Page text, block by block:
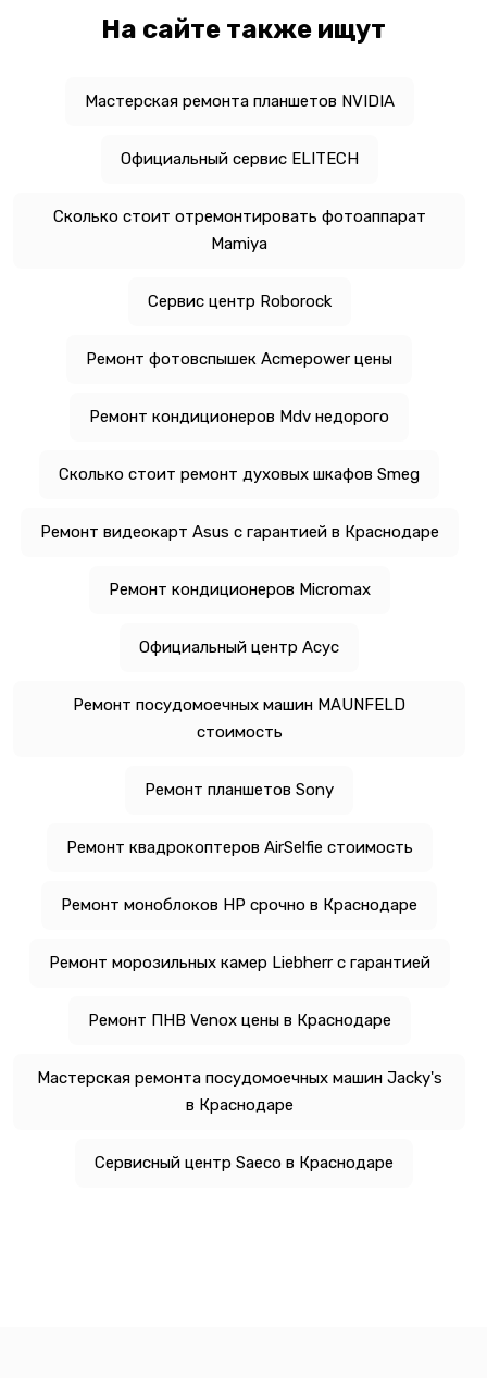
На сайте также ищут
Мастерская ремонта планшетов NVIDIA
Официальный сервис ELITECH
Сколько стоит отремонтировать фотоаппарат
Mamiya
Сервис центр Roborock
Ремонт фотовспышек Acmepower цены
Ремонт кондиционеров Mdv недорого
Сколько стоит ремонт духовых шкафов Smeg
Ремонт видеокарт Asus с гарантией в Краснодаре
Ремонт кондиционеров Micromax
Официальный центр Асус
Ремонт посудомоечных машин MAUNFELD
стоимость
Ремонт планшетов Sony
Ремонт квадрокоптеров AirSelfie стоимость
Ремонт моноблоков HP срочно в Краснодаре
Ремонт морозильных камер Liebherr с гарантией
Ремонт ПНВ Venox цены в Краснодаре
Мастерская ремонта посудомоечных машин Jacky's
в Краснодаре
Сервисный центр Saeco в Краснодаре